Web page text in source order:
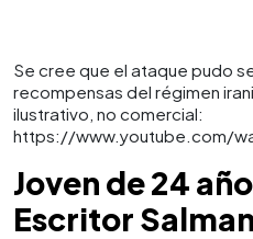
Se cree que el ataque pudo
recompensas del régimen
ilustrativo, no comercial:
https://www.youtube.com/
Joven de 24
Escritor